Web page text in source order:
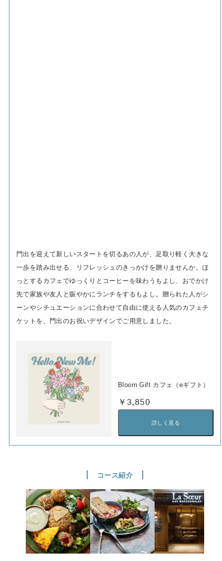
門出を迎えて新しいスタートを切るあの人が、足取り軽く大きな
一歩を踏み出せる、リフレッシュのきっかけを贈りませんか。ほ
っとするカフェでゆっくりとコーヒーを味わうもよし、おでかけ
先で家族や友人と賑やかにランチをするもよし。贈られた人がシ
ーンやシチュエーションに合わせて自由に使える人気のカフェチ
ケットを、門出のお祝いデザインでご用意しました。
Bloom Gift カフェ（eギフト）
￥3,850
詳しく見る
コース紹介